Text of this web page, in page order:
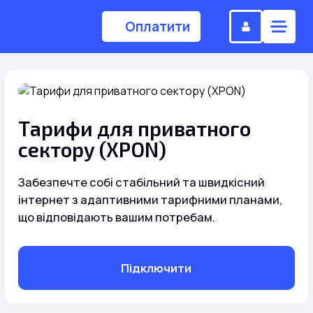
Оплатити
Для дому
Акції
(044) 224-84-34
Замовити дзвінок
Тарифи для приватного
сектору (XPON)
Забезпечте собі стабільний та швидкісний
інтернет з адаптивними тарифними планами,
що відповідають вашим потребам.
Підключити